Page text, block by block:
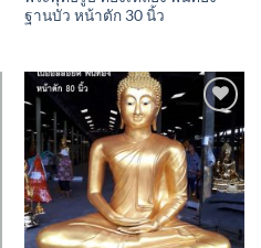
ฐานบัว หน้าตัก 30 นิ้ว
Add to
Wishlist